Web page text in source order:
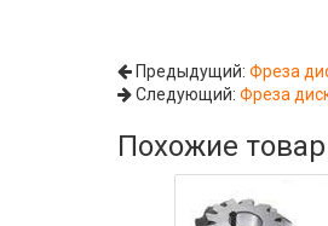
Предыдущий:Фреза
Следующий:Фреза
Похожие